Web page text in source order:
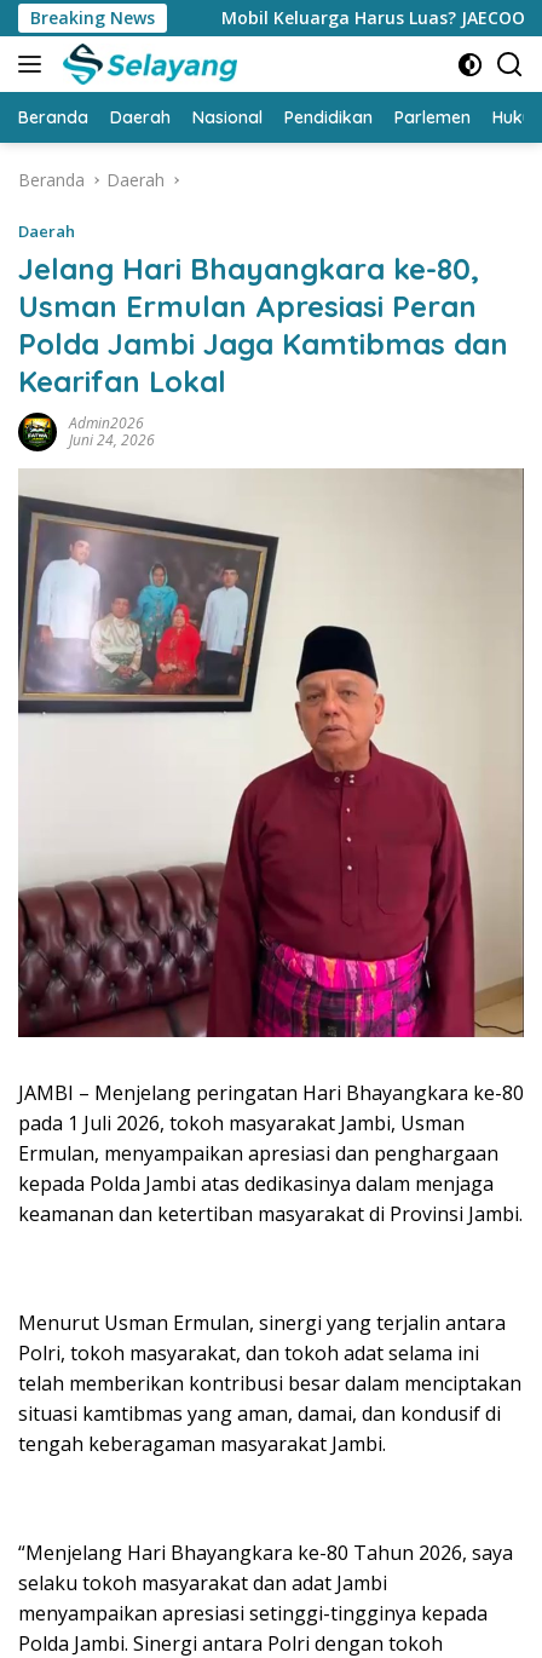
Langsung
ke
konten
Breaking News
Mobil Keluarga Harus Luas? JAECOO J5 EV Punya
Beranda Daerah Nasional Pendidikan Parlemen
Beranda Daerah
Daerah
Jelang Hari Bhayangkara ke-80,
Usman Ermulan Apresiasi Peran
Polda Jambi Jaga Kamtibmas dan
Kearifan Lokal
Admin2026
Juni 24, 2026
JAMBI – Menjelang peringatan Hari Bhayangkara ke-80
pada 1 Juli 2026, tokoh masyarakat Jambi, Usman
Ermulan, menyampaikan apresiasi dan penghargaan
kepada Polda Jambi atas dedikasinya dalam menjaga
keamanan dan ketertiban masyarakat di Provinsi Jambi.
Menurut Usman Ermulan, sinergi yang terjalin antara
Polri, tokoh masyarakat, dan tokoh adat selama ini
telah memberikan kontribusi besar dalam menciptakan
situasi kamtibmas yang aman, damai, dan kondusif di
tengah keberagaman masyarakat Jambi.
“Menjelang Hari Bhayangkara ke-80 Tahun 2026, saya
selaku tokoh masyarakat dan adat Jambi
menyampaikan apresiasi setinggi-tingginya kepada
Polda Jambi. Sinergi antara Polri dengan tokoh